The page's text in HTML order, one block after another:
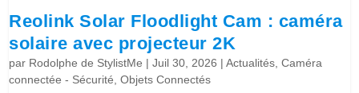
Reolink Solar Floodlight Cam : caméra
solaire avec projecteur 2K
par Rodolphe de StylistMe |Juil 30, 2026 |Actualités,Caméra
connectée - Sécurité,Objets Connectés